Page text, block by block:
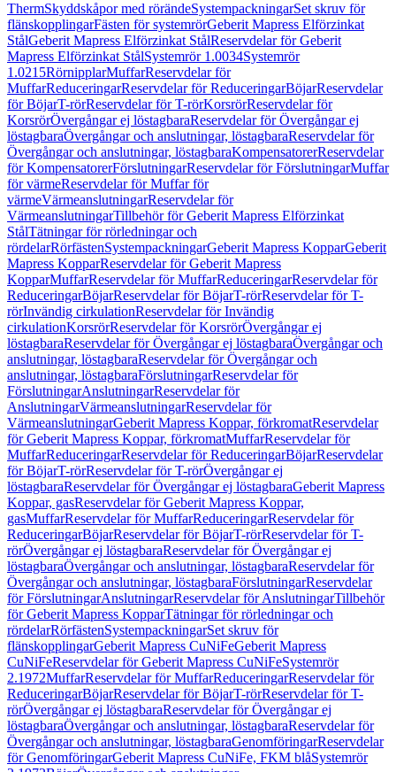
ThermSkyddskåpor med rörändeSystempackningarSet skruv för
flänskopplingarFästen för systemrörGeberit Mapress Elförzinkat
StålGeberit Mapress Elförzinkat StålReservdelar för Geberit
Mapress Elförzinkat StålSystemrör 1.0034Systemrör
1.0215RörnipplarMuffarReservdelar för
MuffarReduceringarReservdelar för ReduceringarBöjarReservdelar
för BöjarT-rörReservdelar för T-rörKorsrörReservdelar för
KorsrörÖvergångar ej löstagbaraReservdelar för Övergångar ej
löstagbaraÖvergångar och anslutningar, löstagbaraReservdelar för
Övergångar och anslutningar, löstagbaraKompensatorerReservdelar
för KompensatorerFörslutningarReservdelar för FörslutningarMuffar
för värmeReservdelar för Muffar för
värmeVärmeanslutningarReservdelar för
VärmeanslutningarTillbehör för Geberit Mapress Elförzinkat
StålTätningar för rörledningar och
rördelarRörfästenSystempackningarGeberit Mapress KopparGeberit
Mapress KopparReservdelar för Geberit Mapress
KopparMuffarReservdelar för MuffarReduceringarReservdelar för
ReduceringarBöjarReservdelar för BöjarT-rörReservdelar för T-
rörInvändig cirkulationReservdelar för Invändig
cirkulationKorsrörReservdelar för KorsrörÖvergångar ej
löstagbaraReservdelar för Övergångar ej löstagbaraÖvergångar och
anslutningar, löstagbaraReservdelar för Övergångar och
anslutningar, löstagbaraFörslutningarReservdelar för
FörslutningarAnslutningarReservdelar för
AnslutningarVärmeanslutningarReservdelar för
VärmeanslutningarGeberit Mapress Koppar, förkromatReservdelar
för Geberit Mapress Koppar, förkromatMuffarReservdelar för
MuffarReduceringarReservdelar för ReduceringarBöjarReservdelar
för BöjarT-rörReservdelar för T-rörÖvergångar ej
löstagbaraReservdelar för Övergångar ej löstagbaraGeberit Mapress
Koppar, gasReservdelar för Geberit Mapress Koppar,
gasMuffarReservdelar för MuffarReduceringarReservdelar för
ReduceringarBöjarReservdelar för BöjarT-rörReservdelar för T-
rörÖvergångar ej löstagbaraReservdelar för Övergångar ej
löstagbaraÖvergångar och anslutningar, löstagbaraReservdelar för
Övergångar och anslutningar, löstagbaraFörslutningarReservdelar
för FörslutningarAnslutningarReservdelar för AnslutningarTillbehör
för Geberit Mapress KopparTätningar för rörledningar och
rördelarRörfästenSystempackningarSet skruv för
flänskopplingarGeberit Mapress CuNiFeGeberit Mapress
CuNiFeReservdelar för Geberit Mapress CuNiFeSystemrör
2.1972MuffarReservdelar för MuffarReduceringarReservdelar för
ReduceringarBöjarReservdelar för BöjarT-rörReservdelar för T-
rörÖvergångar ej löstagbaraReservdelar för Övergångar ej
löstagbaraÖvergångar och anslutningar, löstagbaraReservdelar för
Övergångar och anslutningar, löstagbaraGenomföringarReservdelar
för GenomföringarGeberit Mapress CuNiFe, FKM blåSystemrör